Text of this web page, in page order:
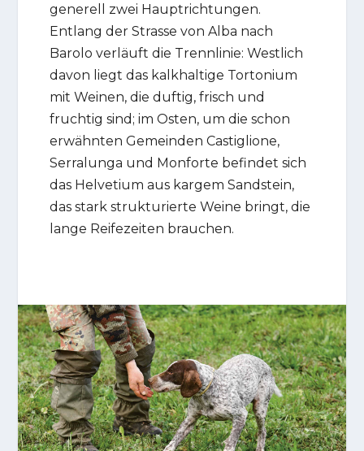
generell zwei Hauptrichtungen.
Entlang der Strasse von Alba nach
Barolo verläuft die Trennlinie: Westlich
davon liegt das kalkhaltige Tortonium
mit Weinen, die duftig, frisch und
fruchtig sind; im Osten, um die schon
erwähnten Gemeinden Castiglione,
Serralunga und Monforte befindet sich
das Helvetium aus kargem Sandstein,
das stark strukturierte Weine bringt, die
lange Reifezeiten brauchen.